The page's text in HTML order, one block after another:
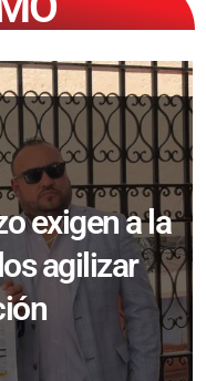
exigen a la
agilizar